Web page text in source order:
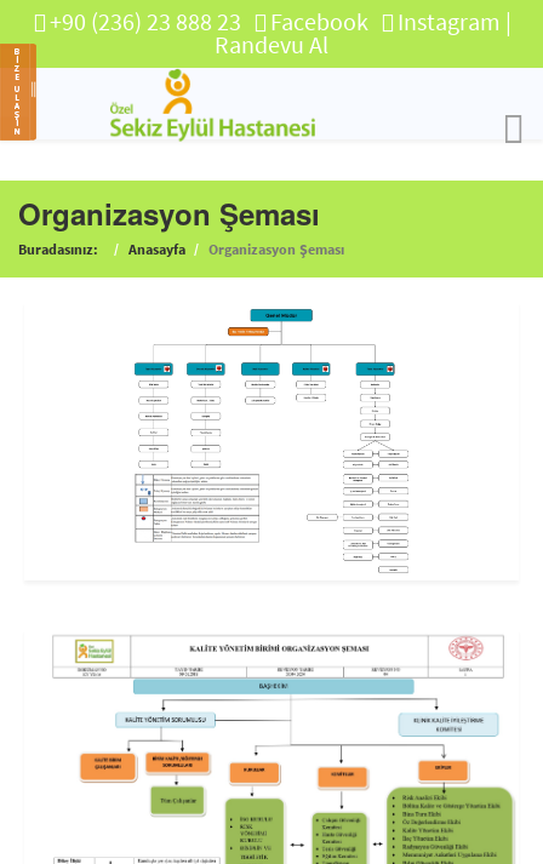
+90 (236) 23 888 23 Facebook Instagram |
Randevu Al
Organizasyon Şeması
Buradasınız: Anasayfa Organizasyon Şeması